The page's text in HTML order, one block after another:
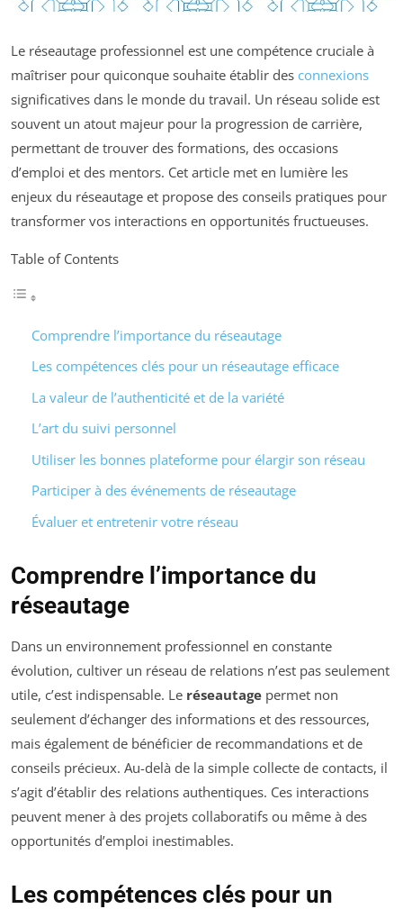
Le réseautage professionnel est une compétence cruciale à
maîtriser pour quiconque souhaite établir des connexions
significatives dans le monde du travail. Un réseau solide est
souvent un atout majeur pour la progression de carrière,
permettant de trouver des formations, des occasions
d’emploi et des mentors. Cet article met en lumière les
enjeux du réseautage et propose des conseils pratiques pour
transformer vos interactions en opportunités fructueuses.
Table of Contents
Comprendre l’importance du réseautage
Les compétences clés pour un réseautage efficace
La valeur de l’authenticité et de la variété
L’art du suivi personnel
Utiliser les bonnes plateforme pour élargir son réseau
Participer à des événements de réseautage
Évaluer et entretenir votre réseau
Comprendre l’importance du
réseautage
Dans un environnement professionnel en constante
évolution, cultiver un réseau de relations n’est pas seulement
utile, c’est indispensable. Le réseautage permet non
seulement d’échanger des informations et des ressources,
mais également de bénéficier de recommandations et de
conseils précieux. Au-delà de la simple collecte de contacts, il
s’agit d’établir des relations authentiques. Ces interactions
peuvent mener à des projets collaboratifs ou même à des
opportunités d’emploi inestimables.
Les compétences clés pour un